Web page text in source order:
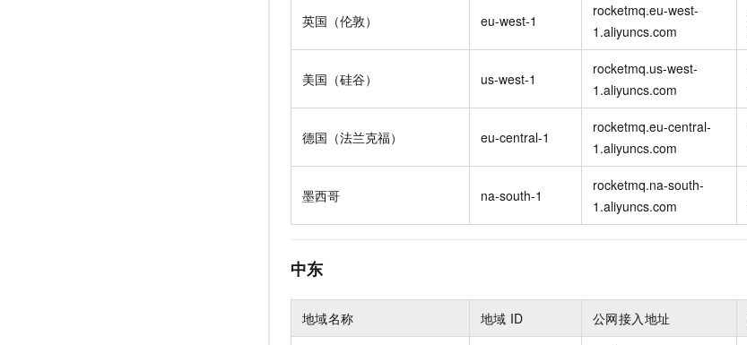
英国（伦敦） eu-west-1
rocketmq.eu-west-
1.aliyuncs.com
美国（硅谷） us-west-1
rocketmq.us-west-
1.aliyuncs.com
德国（法兰克福） eu-central-1
rocketmq.eu-central-
1.aliyuncs.com
墨西哥 na-south-1
rocketmq.na-south-
1.aliyuncs.com
中东
地域名称 地域 ID 公网接入地址